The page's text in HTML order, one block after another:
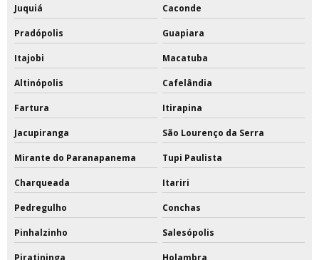
Juquiá Caconde
Pradópolis Guapiara
Itajobi Macatuba
Altinópolis Cafelândia
Fartura Itirapina
Jacupiranga São Lourenço da Serra
Mirante do Paranapanema Tupi Paulista
Charqueada Itariri
Pedregulho Conchas
Pinhalzinho Salesópolis